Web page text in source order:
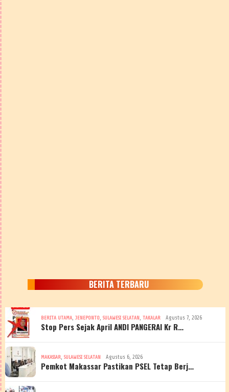
BERITA TERBARU
BERITA UTAMA JENEPONTO SULAWESI SELATAN TAKALAR Agustus 7, 2026
Stop Pers Sejak April ANDI PANGERAI Kr R…
MAKASSAR SULAWESI SELATAN Agustus 6, 2026
Pemkot Makassar Pastikan PSEL Tetap Berj…